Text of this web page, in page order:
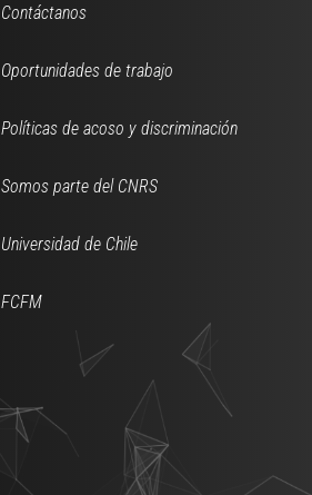
Contáctanos
Oportunidades de trabajo
Políticas de acoso y discriminación
Somos parte del CNRS
Universidad de Chile
FCFM